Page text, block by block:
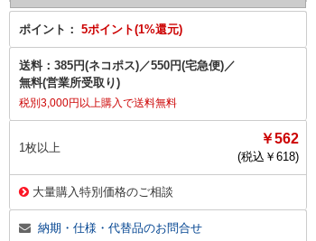
ポイント： 5ポイント(1%還元)
送料： 385円(ネコポス)／550円(宅急便)／
無料(営業所受取り)
税別3,000円以上購入で送料無料
1枚以上
￥562
(税込￥ 618)
大量購入特別価格のご相談
納期・仕様・代替品のお問合せ